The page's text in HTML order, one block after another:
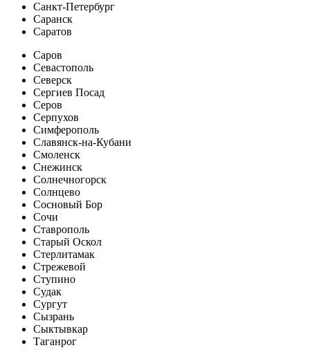
Санкт-Петербург
Саранск
Саратов
Саров
Севастополь
Северск
Сергиев Посад
Серов
Серпухов
Симферополь
Славянск-на-Кубани
Смоленск
Снежинск
Солнечногорск
Солнцево
Сосновый Бор
Сочи
Ставрополь
Старый Оскол
Стерлитамак
Стрежевой
Ступино
Судак
Сургут
Сызрань
Сыктывкар
Таганрог